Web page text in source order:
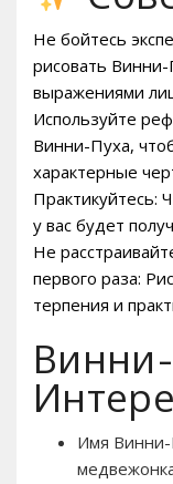
Не бойтесь
рисовать
выражениями
Используйте
Винни-Пуха,
характерные
Практикуйтесь:
у вас будет
Не
первого раза:
терпения и
Имя